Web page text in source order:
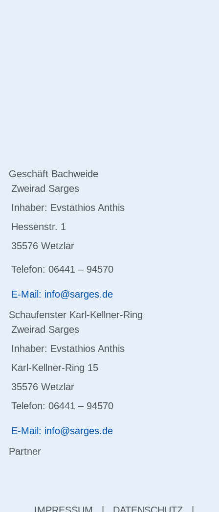
Geschäft Bachweide
Zweirad Sarges
Inhaber: Evstathios Anthis
Hessenstr. 1
35576 Wetzlar
Telefon: 06441 – 94570
E-Mail: info@sarges.de
Schaufenster Karl-Kellner-Ring
Zweirad Sarges
Inhaber: Evstathios Anthis
Karl-Kellner-Ring 15
35576 Wetzlar
Telefon: 06441 – 94570
E-Mail: info@sarges.de
Partner